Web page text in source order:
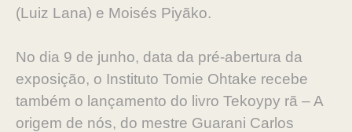
(Luiz Lana) e Moisés Piyãko.
No dia 9 de junho, data da pré-abertura da
exposição, o Instituto Tomie Ohtake recebe
também o lançamento do livro Tekoypy rã – A
origem de nós, do mestre Guarani Carlos